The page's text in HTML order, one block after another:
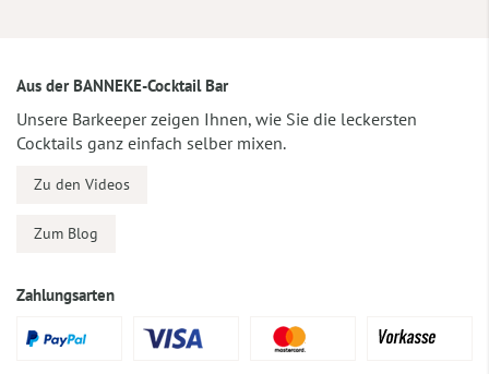
Aus der BANNEKE-Cocktail Bar
Unsere Barkeeper zeigen Ihnen, wie Sie die leckersten
Cocktails ganz einfach selber mixen.
Zu den Videos
Zum Blog
Zahlungsarten